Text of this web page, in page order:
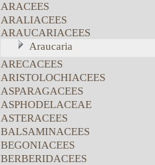
ARACEES
ARALIACEES
ARAUCARIACEES
Araucaria
ARECACEES
ARISTOLOCHIACEES
ASPARAGACEES
ASPHODELACEAE
ASTERACEES
BALSAMINACEES
BEGONIACEES
BERBERIDACEES